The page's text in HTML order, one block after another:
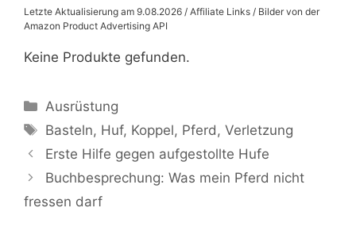
Letzte Aktualisierung am 9.08.2026 / Affiliate Links / Bilder von der
Amazon Product Advertising API
Keine Produkte gefunden.
Kategorien
Ausrüstung
Schlagwörter
Basteln, Huf, Koppel, Pferd ,Verletzung
Erste Hilfe gegen aufgestollte Hufe
Buchbesprechung: Was mein Pferd nicht
fressen darf